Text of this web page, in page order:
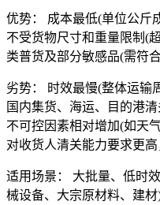
优势： 成本最低(单位公斤
不受货物尺寸和重量限制(
类普货及部分敏感品(需符
劣势： 时效最慢(整体运输
国内集货、海运、目的港
不可控因素相对增加(如天
对收货人清关能力要求更
适用场景： 大批量、低时
械设备、大宗原材料、建